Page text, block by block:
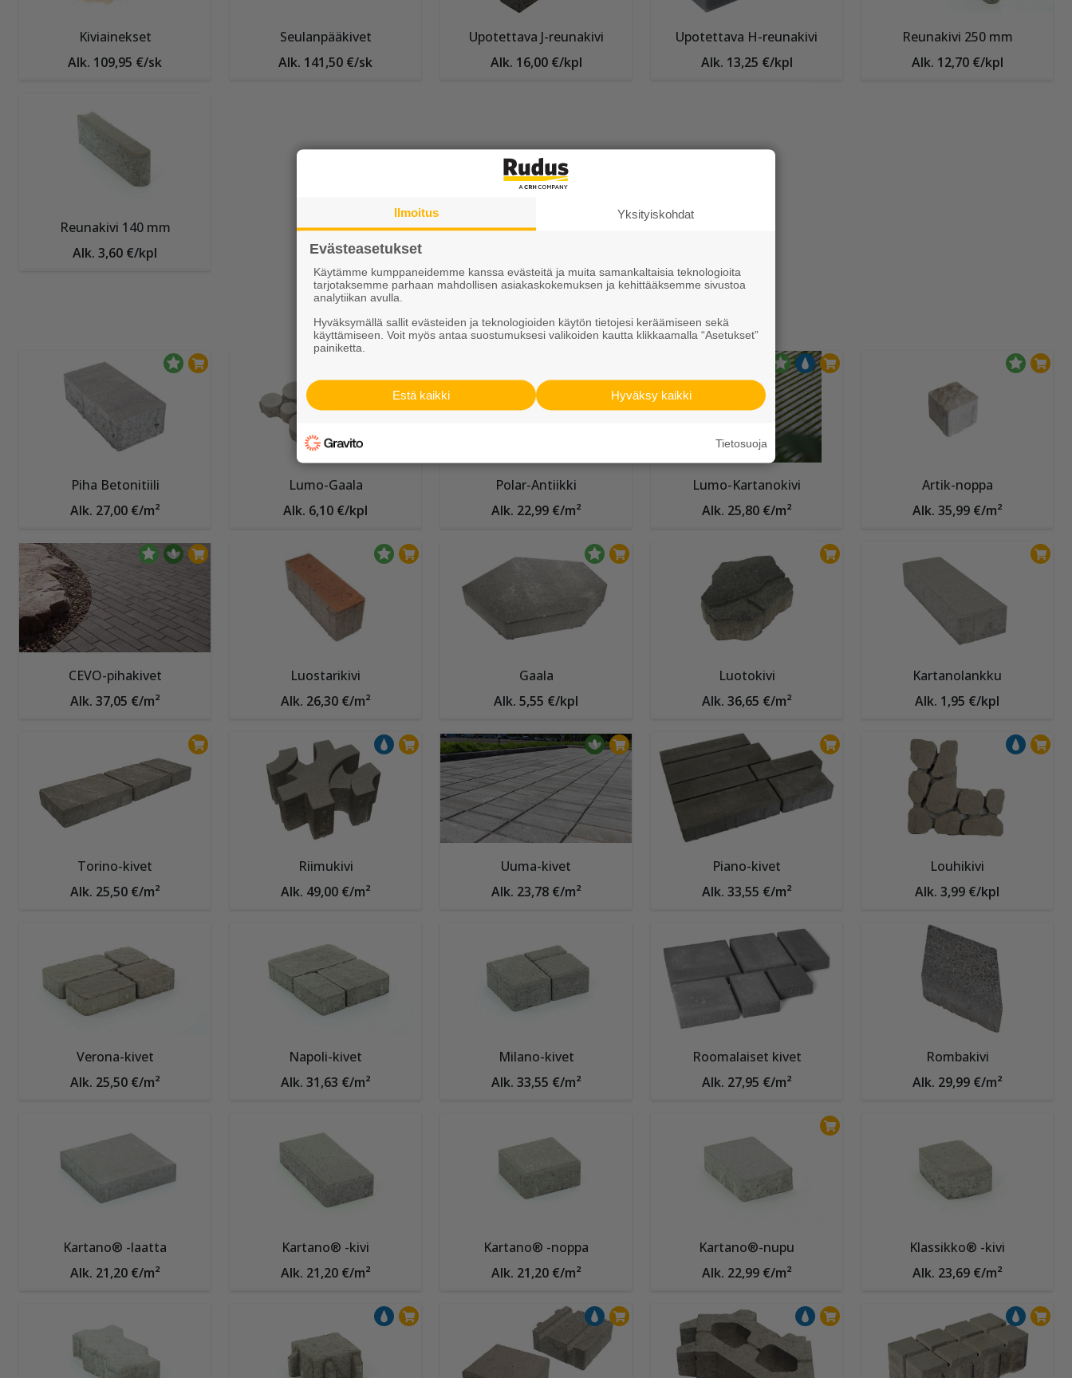
Kiviainekset
Alk. 109,95 €/sk
Seulanpääkivet
Alk. 141,50 €/sk
Upotettava J-reunakivi
Alk. 16,00 €/kpl
Upotettava H-reunakivi
Alk. 13,25 €/kpl
Reunakivi 250 mm
Alk. 12,70 €/kpl
Reunakivi 140 mm
Alk. 3,60 €/kpl
Muut Betonikivet
Piha Betonitiili
Alk. 27,00 €/m²
Lumo-Gaala
Alk. 6,10 €/kpl
Polar-Antiikki
Alk. 22,99 €/m²
Lumo-Kartanokivi
Alk. 25,80 €/m²
Artik-noppa
Alk. 35,99 €/m²
CEVO-pihakivet
Alk. 37,05 €/m²
Luostarikivi
Alk. 26,30 €/m²
Gaala
Alk. 5,55 €/kpl
Luotokivi
Alk. 36,65 €/m²
Kartanolankku
Alk. 1,95 €/kpl
Torino-kivet
Alk. 25,50 €/m²
Riimukivi
Alk. 49,00 €/m²
Uuma-kivet
Alk. 23,78 €/m²
Piano-kivet
Alk. 33,55 €/m²
Louhikivi
Alk. 3,99 €/kpl
Verona-kivet
Alk. 25,50 €/m²
Napoli-kivet
Alk. 31,63 €/m²
Milano-kivet
Alk. 33,55 €/m²
Roomalaiset kivet
Alk. 27,95 €/m²
Rombakivi
Alk. 29,99 €/m²
Kartano® -laatta
Alk. 21,20 €/m²
Kartano® -kivi
Alk. 21,20 €/m²
Kartano® -noppa
Alk. 21,20 €/m²
Kartano®-nupu
Alk. 22,99 €/m²
Klassikko® -kivi
Alk. 23,69 €/m²
Ilmoitus Yksityiskohdat
Evästeasetukset
Käytämme kumppaneidemme kanssa evästeitä ja muita samankaltaisia teknologioita
tarjotaksemme parhaan mahdollisen asiakaskokemuksen ja kehittääksemme sivustoa
analytiikan avulla.
Hyväksymällä sallit evästeiden ja teknologioiden käytön tietojesi keräämiseen sekä
käyttämiseen. Voit myös antaa suostumuksesi valikoiden kautta klikkaamalla “Asetukset”
painiketta.
Hyväksy kaikki
Estä kaikki
Tietosuoja